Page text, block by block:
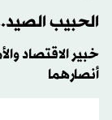
الحبيب
خبير الاقتصاد
أنصارهما